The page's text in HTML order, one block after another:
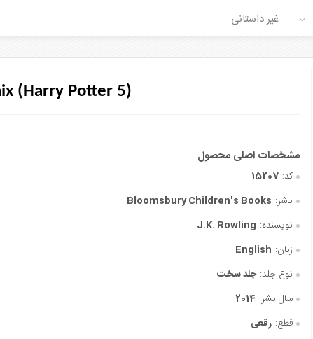
غیر داستانی
(Harry Potter 5)
کد: 15207
ناشر: Bloomsbury Children's Books
نویسنده: J.K. Rowling
زبان: English
نوع جلد: جلد سخت
سال نشر: 2014
قطع: رقعی